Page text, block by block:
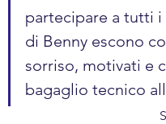
partecipare a tutti i
di Benny escono
sorriso, motivati e
bagaglio tecnico